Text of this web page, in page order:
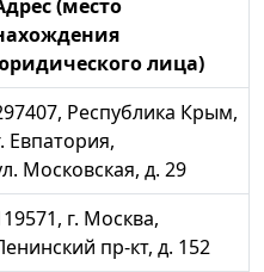
(место
лица)
Республика Крым,
Евпатория,
Московская, д. 29
г. Москва,
пр-кт, д. 152